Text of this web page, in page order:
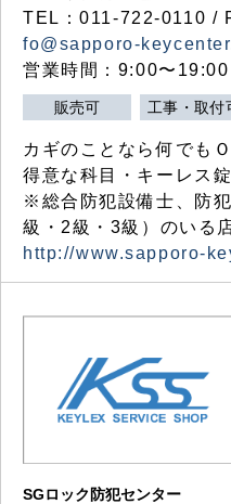
TEL：011-722-0110 /
fo@sapporo-
営業時間：9:00〜
販売可 工事・取付
カギのことなら何でもＯ
得意な科目・キーレス
※総合防犯設備士、防
級・2級・3級）のいる
http://www.sapporo-
SGロック防犯センター